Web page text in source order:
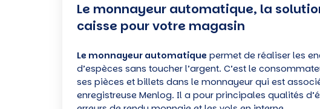
Le monnayeur automatique, la
caisse pour votre magasin
Le monnayeur automatique permet de réaliser les
d’espèces sans toucher l’argent. C’est le
ses pièces et billets dans le monnayeur qui est
enregistreuse Menlog. Il a pour principales qualités